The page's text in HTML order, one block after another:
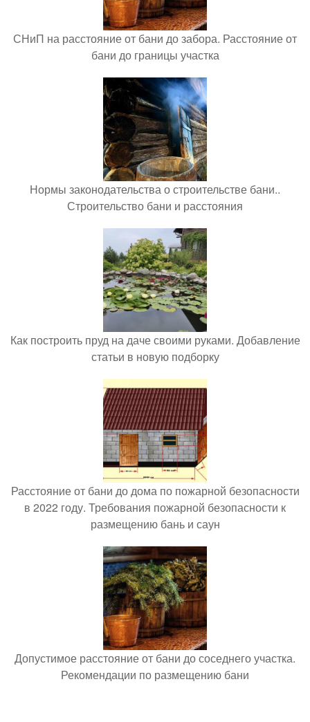
СНиП на расстояние от бани до забора. Расстояние от
бани до границы участка
Нормы законодательства о строительстве бани..
Строительство бани и расстояния
Как построить пруд на даче своими руками. Добавление
статьи в новую подборку
Расстояние от бани до дома по пожарной безопасности
в 2022 году. Требования пожарной безопасности к
размещению бань и саун
Допустимое расстояние от бани до соседнего участка.
Рекомендации по размещению бани